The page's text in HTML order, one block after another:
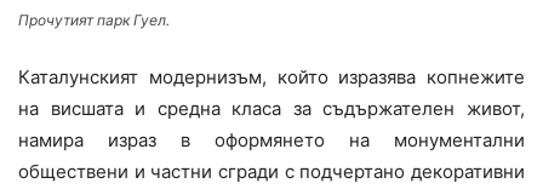
Прочутият парк Гуел.
Каталунският модернизъм, който изразява копнежите
на висшата и средна класа за съдържателен живот,
намира израз в оформянето на монументални
обществени и частни сгради с подчертано декоративни